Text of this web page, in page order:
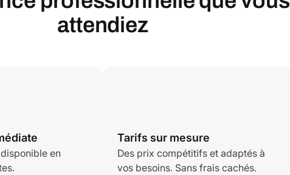
attendiez
en
Tarifs sur mesure
Des prix compétitifs et adaptés à
vos besoins. Sans frais cachés.